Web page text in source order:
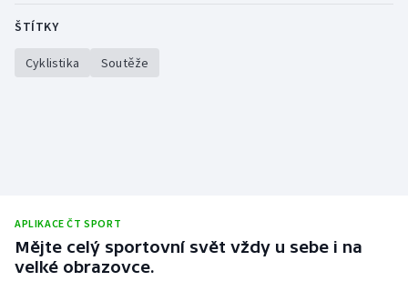
Stolní tenis
Triatlon
ŠTÍTKY
Cyklistika Soutěže
APLIKACE ČT SPORT
Mějte celý sportovní svět vždy u sebe i na
velké obrazovce.